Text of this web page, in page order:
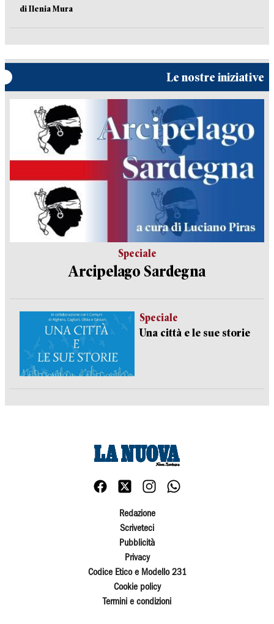
di Ilenia Mura
Le nostre iniziative
Speciale
Arcipelago Sardegna
Speciale
Una città e le sue storie
Redazione
Scriveteci
Pubblicità
Privacy
Codice Etico e Modello 231
Cookie policy
Termini e condizioni